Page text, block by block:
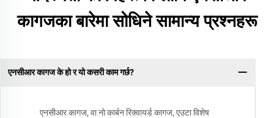
कागजका बारेमा सोधिने सामान्य प्रश्नहरू
एनसीआर कागज के हो र यो कसरी काम गर्छ?
एनसीआर कागज, वा नो कार्बन रिक्वायर्ड कागज, एउटा विशेष